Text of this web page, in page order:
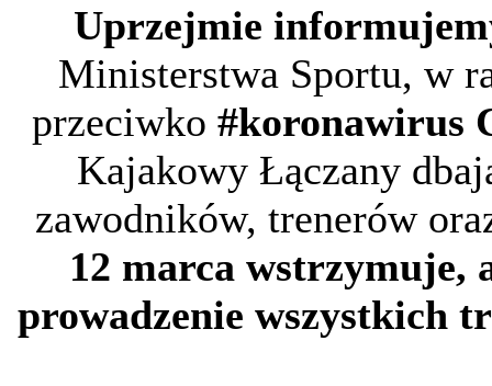
Uprzejmie
Ministerstwa Sportu, w
przeciwko #koronawirus
Kajakowy Łączany
zawodników, trenerów
12 marca wstrzymuje,
prowadzenie wszystkich